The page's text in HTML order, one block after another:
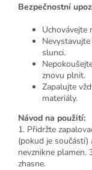
Bezpečnostní
Uchovávejte
slunci.
znovu plnit.
Zapalujte
materiály.
Návod na použití:
1. Přidržte
(pokud je
nevznikne plamen.
zhasne.